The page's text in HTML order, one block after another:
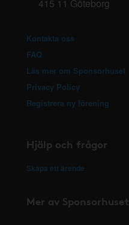
415 11 Göteborg
Kontakta oss
FAQ
Läs mer om Sponsorhuset
Privacy Policy
Registrera ny förening
Hjälp och frågor
Skapa ett ärende
Mer av Sponsorhuset